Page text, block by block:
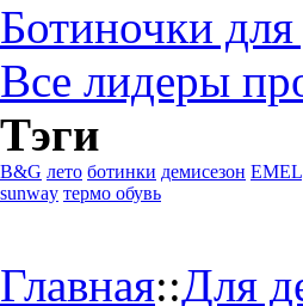
Ботиночки
Все лидеры
Тэги
B&G лето ботинки демисезон EMEL
sunway термо обувь
Главная::Для